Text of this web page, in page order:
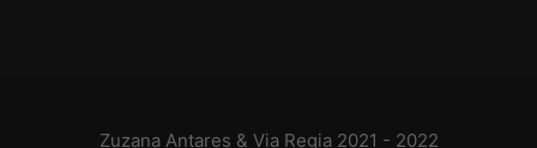
Zuzana Antares & Via Regia 2021 - 2022